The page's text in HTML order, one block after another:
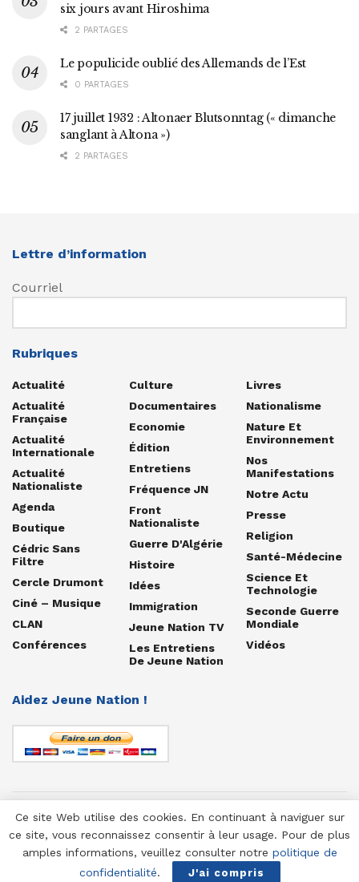
six jours avant Hiroshima
2 PARTAGES
Le populicide oublié des Allemands de l’Est
0 PARTAGES
17 juillet 1932 : Altonaer Blutsonntag (« dimanche
sanglant à Altona »)
2 PARTAGES
Lettre d’information
Courriel
Rubriques
Actualité
Actualité
Française
Actualité
Internationale
Actualité
Nationaliste
Agenda
Boutique
Cédric Sans
Filtre
Cercle Drumont
Ciné – Musique
CLAN
Conférences
Culture
Documentaires
Economie
Édition
Entretiens
Fréquence JN
Front
Nationaliste
Guerre D'Algérie
Histoire
Idées
Immigration
Jeune Nation TV
Les Entretiens
De Jeune Nation
Livres
Nationalisme
Nature Et
Environnement
Nos
Manifestations
Notre Actu
Presse
Religion
Santé-Médecine
Science Et
Technologie
Seconde Guerre
Mondiale
Vidéos
Aidez Jeune Nation !
© 1958-2025 Jeune Nation
Ce site Web utilise des cookies. En continuant à naviguer sur
ce site, vous reconnaissez consentir à leur usage. Pour de plus
amples informations, veuillez consulter notre politique de
confidentialité. J'ai compris